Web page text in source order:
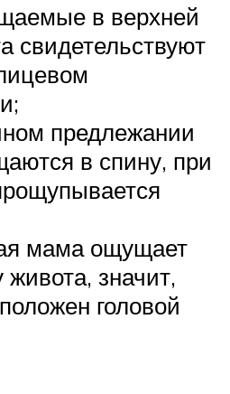
в верхней
свидетельствуют
предлежании
в спину, при
мама ощущает
значит,
головой